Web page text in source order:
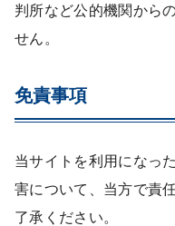
判所など公的機関から
せん。
免責事項
当サイトを利用になっ
害について、当方で責
了承ください。